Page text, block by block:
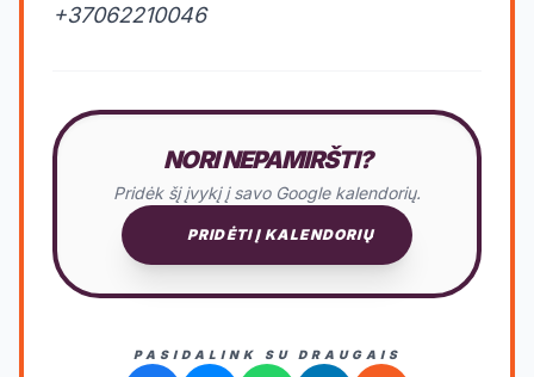
+37062210046
NORI NEPAMIRŠTI?
Pridėk šį įvykį į savo Google kalendorių.
PRIDĖTI Į KALENDORIŲ
PASIDALINK SU DRAUGAIS